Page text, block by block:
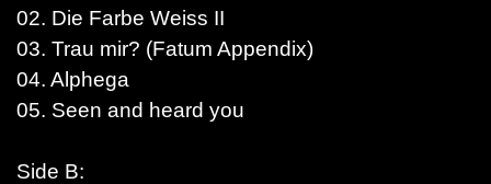
02. Die Farbe Weiss II
03. Trau mir? (Fatum Appendix)
04. Alphega
05. Seen and heard you
Side B: